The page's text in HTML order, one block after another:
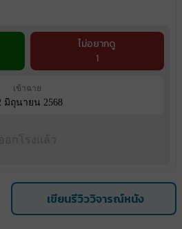
ไม่อยากดู
1
เข้าฉาย
มิถุนายน 2568
เขียนรีวิววิจารณ์หนัง